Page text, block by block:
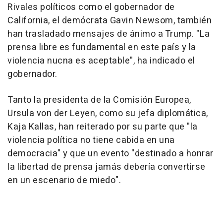
Rivales políticos como el gobernador de
California, el demócrata Gavin Newsom, también
han trasladado mensajes de ánimo a Trump. "La
prensa libre es fundamental en este país y la
violencia nucna es aceptable", ha indicado el
gobernador.
Tanto la presidenta de la Comisión Europea,
Ursula von der Leyen, como su jefa diplomática,
Kaja Kallas, han reiterado por su parte que "la
violencia política no tiene cabida en una
democracia" y que un evento "destinado a honrar
la libertad de prensa jamás debería convertirse
en un escenario de miedo".